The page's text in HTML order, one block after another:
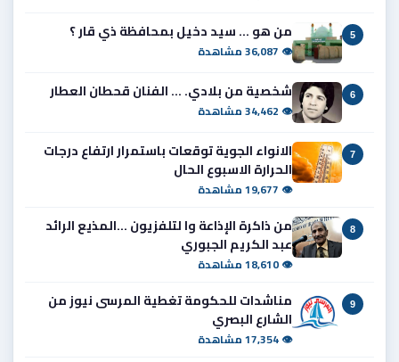
5 من هو ... سيد دخيل بمحافظة ذي قار ؟
👁 36,087 مشاهدة
6 شخصية من بلادي. ... الفنان قحطان العطار
👁 34,462 مشاهدة
7
الانواء الجوية توقعات باستمرار ارتفاع درجات
الحرارة الاسبوع الحال
👁 19,677 مشاهدة
8
من ذاكرة الإذاعة وا لتلفزيون ...المذيع الرائد
عبد الكريم الجبوري
👁 18,610 مشاهدة
9
مناشدات للحكومة تغطية المرسى نيوز من
الشارع البصري
👁 17,354 مشاهدة